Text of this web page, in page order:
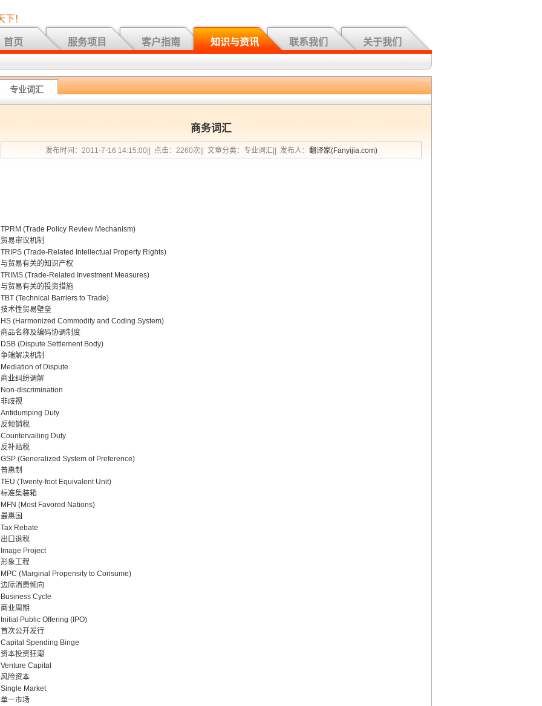
下！
首页 服务项目 客户指南 知识与资讯 联系我们 关于我们
专业词汇
商务词汇
发布时间：2011-7-16 14:15:00|| 点击：2260次|| 文章分类：专业词汇|| 发布人： 翻译家(Fanyijia.com)
TPRM (Trade Policy Review Mechanism)
贸易审议机制
TRIPS (Trade-Related Intellectual Property Rights)
与贸易有关的知识产权
TRIMS (Trade-Related Investment Measures)
与贸易有关的投资措施
TBT (Technical Barriers to Trade)
技术性贸易壁垒
HS (Harmonized Commodity and Coding System)
商品名称及编码协调制度
DSB (Dispute Settlement Body)
争端解决机制
Mediation of Dispute
商业纠纷调解
Non-discrimination
非歧视
Antidumping Duty
反倾销税
Countervailing Duty
反补贴税
GSP (Generalized System of Preference)
普惠制
TEU (Twenty-foot Equivalent Unit)
标准集装箱
MFN (Most Favored Nations)
最惠国
Tax Rebate
出口退税
Image Project
形象工程
MPC (Marginal Propensity to Consume)
边际消费倾向
Business Cycle
商业周期
Initial Public Offering (IPO)
首次公开发行
Capital Spending Binge
资本投资狂潮
Venture Capital
风险资本
Single Market
单一市场